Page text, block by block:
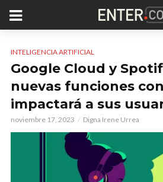
INTELIGENCIA ARTIFICIAL
Google Cloud y
nuevas funciones
impactará a sus
noviembre 17, 2023 Digna Irene Urrea